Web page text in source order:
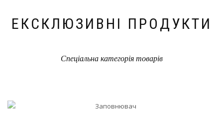
ЕКСКЛЮЗИВНІ ПРОДУКТИ
Спеціальна категорія товарів